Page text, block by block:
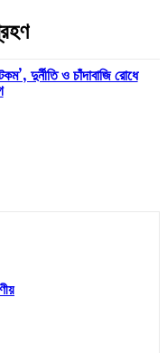
দুর্নীতি ও চাঁদাবাজি রোধে